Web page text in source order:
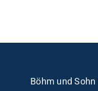
Böhm und Sohn